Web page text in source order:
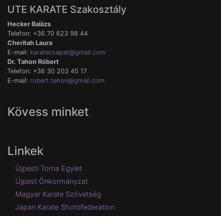
UTE KARATE Szakosztály
Hecker Balázs
Telefon: +36 70 623 98 44
Cheritah Laura
E-mail: karatecsapat@gmail.com
Dr. Tahon Róbert
Telefon: +36 30 203 45 17
E-mail: robert.tahon@gmail.com
Kövess minket
Linkek
Újpesti Torna Egylet
Újpest Önkormányzat
Magyar Karate Szövetség
Japan Karate Shotofederation